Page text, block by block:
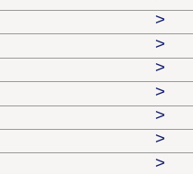
>
>
>
>
>
>
>